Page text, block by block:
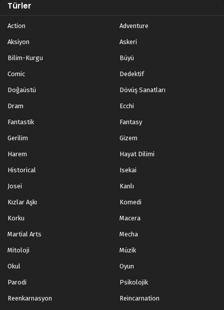
Türler
Action Adventure
Aksiyon Askeri
Bilim-Kurgu Büyü
Comic Dedektif
Doğaüstü Dövüş Sanatları
Dram Ecchi
Fantastik Fantasy
Gerilim Gizem
Harem Hayat Dilimi
Historical Isekai
Josei Kanlı
Kızlar Aşkı Komedi
Korku Macera
Martial Arts Mecha
Mitoloji Müzik
Okul Oyun
Parodi Psikolojik
Reenkarnasyon Reincarnation